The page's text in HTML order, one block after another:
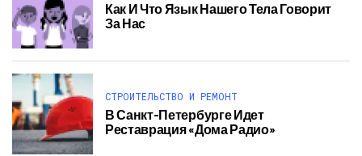
Как И Что Язык Нашего Тела Говорит
За Нас
СТРОИТЕЛЬСТВО И РЕМОНТ
В Санкт-Петербурге Идет
Реставрация «Дома Радио»